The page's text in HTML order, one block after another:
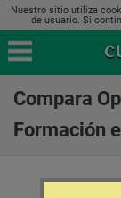
Nuestro sitio utiliza
de usuario. Si
Compara
Formación